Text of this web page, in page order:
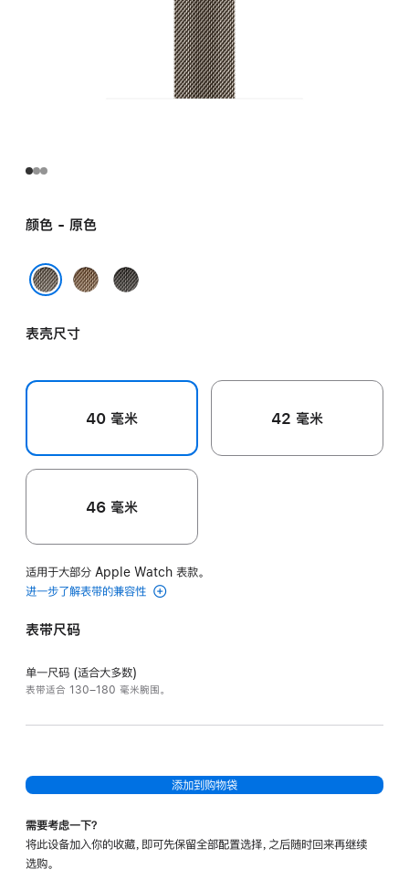
颜色 - 原色
金
石
表壳尺寸
40 毫米 42 毫米
46 毫米
适用于大部分 Apple Watch 表款。
进一步了解表带的兼容性
表带尺码
单一尺码 (适合大多数)
表带适合 130–180 毫米腕围。
添加到购物袋
需要考虑一下？
将此设备加入你的收藏，即可先保留全部配置选择，之后随时回来再继续
选购。